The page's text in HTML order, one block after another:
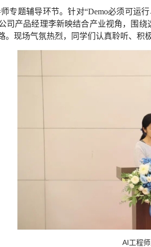
专题辅导环节。针对“Demo必须可运
司产品经理李新映结合产业视角，围
。现场气氛热烈，同学们认真聆听、积极
AI工程